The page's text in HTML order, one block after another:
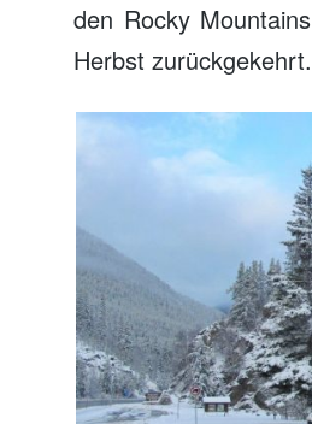
den Rocky
Herbst zurückgekehrt.